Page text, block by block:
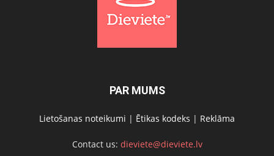
PAR MUMS
Lietošanas noteikumi | Ētikas kodeks | Reklāma
Contact us: dieviete@dieviete.lv